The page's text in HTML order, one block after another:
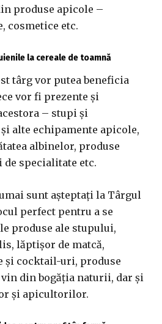
produse apicole –
cosmetice etc.
la cereale de toamnă
târg vor putea beneficia
vor fi prezente şi
– stupi şi
alte echipamente apicole,
albinelor, produse
specialitate etc.
sunt aşteptați la Târgul
perfect pentru a se
produse ale stupului,
lăptişor de matcă,
şi cocktail-uri, produse
din bogăţia naturii, dar şi
şi apicultorilor.